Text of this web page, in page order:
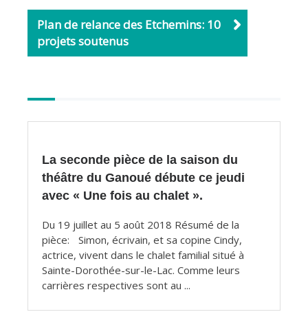
k
Plan de relance des Etchemins: 10
projets soutenus
articles
La seconde pièce de la saison du
théâtre du Ganoué débute ce jeudi
avec « Une fois au chalet ».
Du 19 juillet au 5 août 2018 Résumé de la
pièce: Simon, écrivain, et sa copine Cindy,
actrice, vivent dans le chalet familial situé à
Sainte-Dorothée-sur-le-Lac. Comme leurs
carrières respectives sont au ...